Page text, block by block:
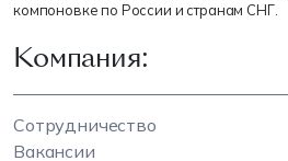
компоновке по России и странам СНГ.
Компания:
Сотрудничество
Вакансии